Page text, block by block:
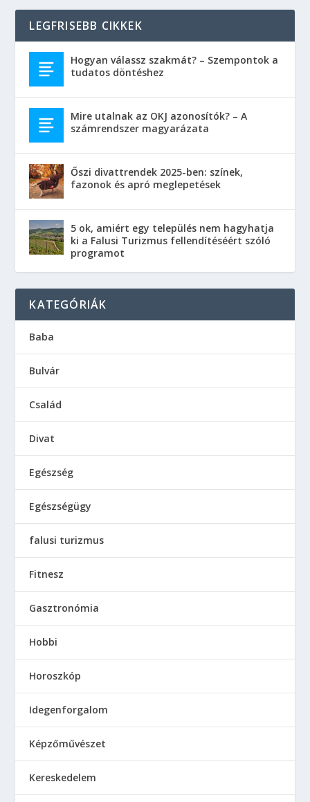
LEGFRISEBB CIKKEK
Hogyan válassz szakmát? – Szempontok a
tudatos döntéshez
Mire utalnak az OKJ azonosítók? – A
számrendszer magyarázata
Őszi divattrendek 2025-ben: színek,
fazonok és apró meglepetések
5 ok, amiért egy település nem hagyhatja
ki a Falusi Turizmus fellendítéséért szóló
programot
KATEGÓRIÁK
Baba
Bulvár
Család
Divat
Egészség
Egészségügy
falusi turizmus
Fitnesz
Gasztronómia
Hobbi
Horoszkóp
Idegenforgalom
Képzőművészet
Kereskedelem